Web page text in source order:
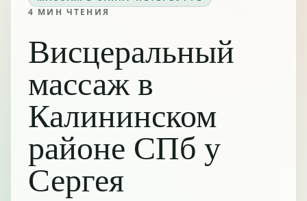
4 МИН ЧТЕНИЯ
Висцеральный
массаж в
Калининском
районе СПб у
Сергея